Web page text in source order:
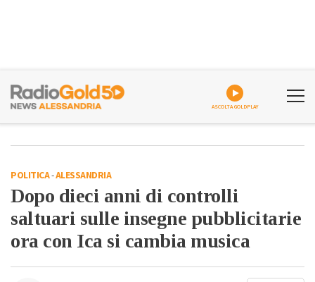
ASCOLTA GOLDPLAY
POLITICA-ALESSANDRIA
Dopo dieci anni di controlli
saltuari sulle insegne pubblicitarie
ora con Ica si cambia musica